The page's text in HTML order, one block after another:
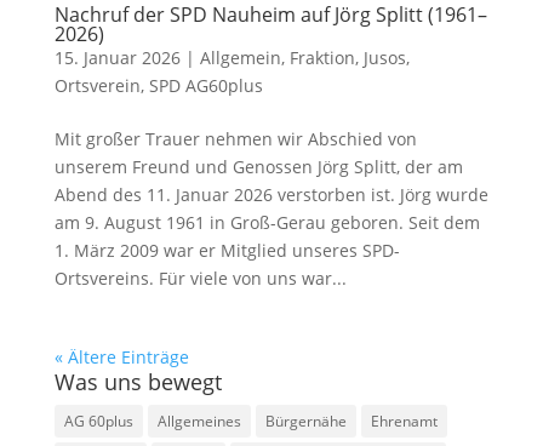
Nachruf der SPD Nauheim auf Jörg Splitt (1961–
2026)
15. Januar 2026| Allgemein, Fraktion, Jusos,
Ortsverein, SPD AG60plus
Mit großer Trauer nehmen wir Abschied von
unserem Freund und Genossen Jörg Splitt, der am
Abend des 11. Januar 2026 verstorben ist. Jörg wurde
am 9. August 1961 in Groß-Gerau geboren. Seit dem
1. März 2009 war er Mitglied unseres SPD-
Ortsvereins. Für viele von uns war...
« Ältere Einträge
Was uns bewegt
AG 60plus Allgemeines Bürgernähe
Ehrenamt